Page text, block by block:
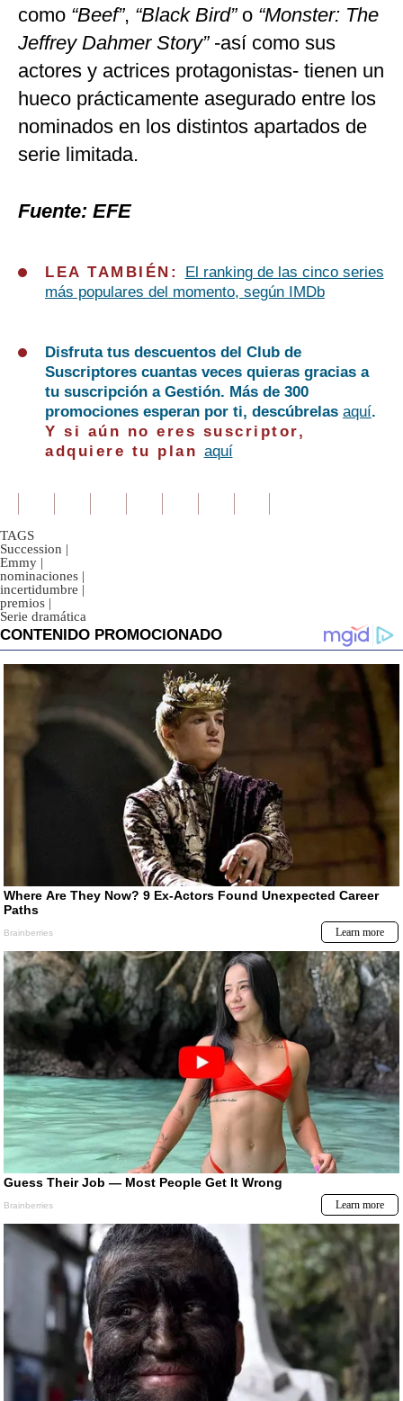
como “Beef”, “Black Bird”o “Monster: The
Jeffrey Dahmer Story” -así como sus
actores y actrices protagonistas- tienen un
hueco prácticamente asegurado entre los
nominados en los distintos apartados de
serie limitada.
Fuente: EFE
LEA TAMBIÉN:
El ranking de las cinco series
más populares del momento, según IMDb
Disfruta tus descuentos del Club de
Suscriptores cuantas veces quieras gracias a
tu suscripción a Gestión. Más de 300
promociones esperan por ti, descúbrelas aquí.
Y si aún no eres suscriptor,
adquiere tu plan aquí
TAGS
Succession |
Emmy |
nominaciones |
incertidumbre |
premios |
Serie dramática